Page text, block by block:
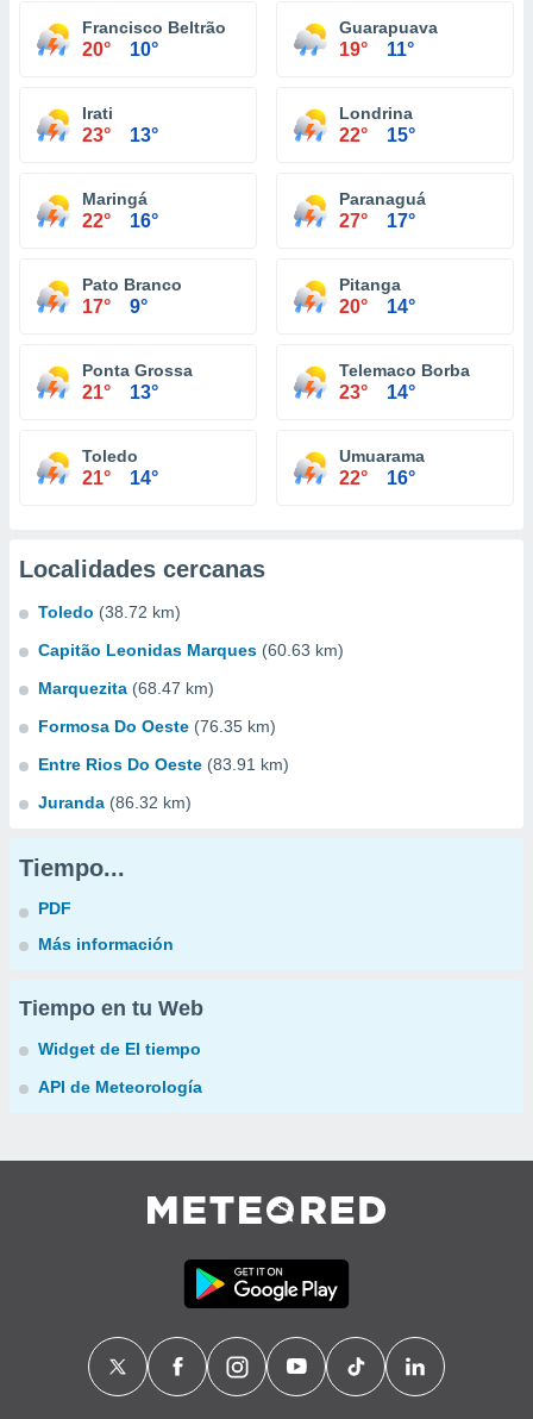
Francisco Beltrão
20° 10°
Guarapuava
19° 11°
Irati
23° 13°
Londrina
22° 15°
Maringá
22° 16°
Paranaguá
27° 17°
Pato Branco
17° 9°
Pitanga
20° 14°
Ponta Grossa
21° 13°
Telemaco Borba
23° 14°
Toledo
21° 14°
Umuarama
22° 16°
Localidades cercanas
Toledo (38.72 km)
Capitão Leonidas Marques (60.63 km)
Marquezita (68.47 km)
Formosa Do Oeste (76.35 km)
Entre Rios Do Oeste (83.91 km)
Juranda (86.32 km)
Tiempo...
PDF
Más información
Tiempo en tu Web
Widget de El tiempo
API de Meteorología